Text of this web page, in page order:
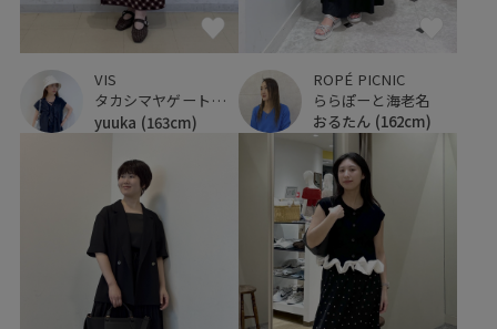
VIS
タカシマヤゲートタワーモール
yuuka (163cm)
ROPÉ PICNIC
ららぽーと海老名
おるたん (162cm)